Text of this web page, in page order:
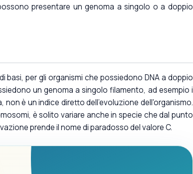
presentare un genoma a singolo o a doppio
basi, per gli organismi che possiedono DNA a doppio
un genoma a singolo filamento, ad esempio i
è un indice diretto dell'evoluzione dell'organismo.
è solito variare anche in specie che dal punto
prende il nome di paradosso del valore C.